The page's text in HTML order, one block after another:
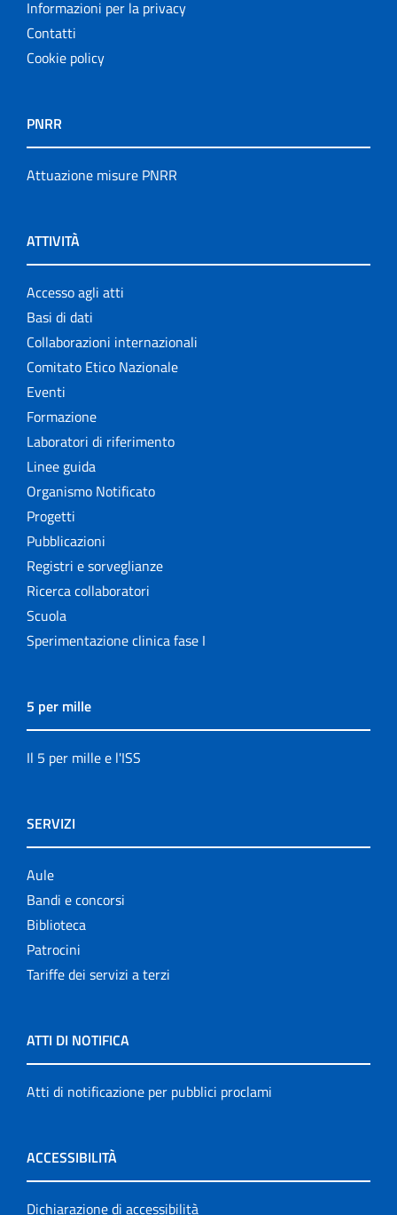
Informazioni per la privacy
Contatti
Cookie policy
PNRR
Attuazione misure PNRR
ATTIVITÀ
Accesso agli atti
Basi di dati
Collaborazioni internazionali
Comitato Etico Nazionale
Eventi
Formazione
Laboratori di riferimento
Linee guida
Organismo Notificato
Progetti
Pubblicazioni
Registri e sorveglianze
Ricerca collaboratori
Scuola
Sperimentazione clinica fase I
5 per mille
Il 5 per mille e l'ISS
SERVIZI
Aule
Bandi e concorsi
Biblioteca
Patrocini
Tariffe dei servizi a terzi
ATTI DI NOTIFICA
Atti di notificazione per pubblici proclami
ACCESSIBILITÀ
Dichiarazione di accessibilità